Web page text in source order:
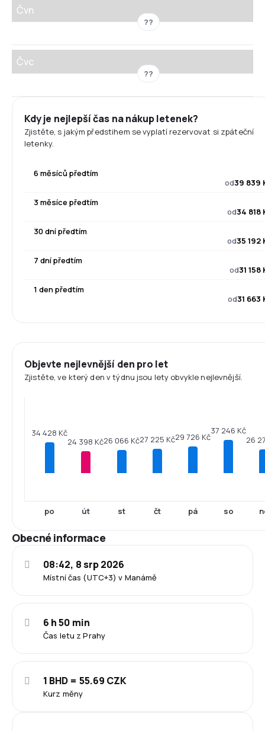
Čvn
??
Čvc
??
Kdy je nejlepší čas na nákup letenek?
Zjistěte, s jakým předstihem se vyplatí rezervovat si zpáteční
letenky.
6 měsíců předtím
od39 839
3 měsíce předtím
od34 818
30 dní předtím
od35 192
7 dní předtím
od31 158
1 den předtím
od31 663
Objevte nejlevnější den pro let
Zjistěte, ve který den v týdnu jsou lety obvykle nejlevnější.
34 428 Kč
po
24 398 Kč
út
26 066 Kč
st
27 225 Kč
čt
29 726 Kč
pá
37 246 Kč
so
26
Obecné informace
Místní čas (UTC+3) v Manámě
08:42, 8 srp 2026
Čas letu z Prahy
6 h 50 min
Kurz měny
1 BHD = 55.69 CZK